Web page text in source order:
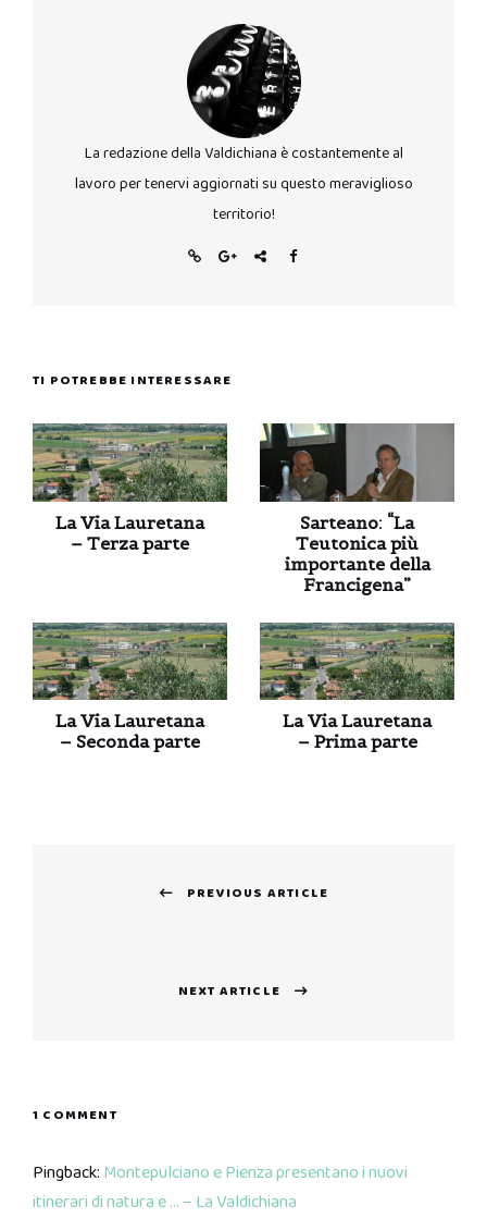
La redazione della Valdichiana è costantemente al
lavoro per tenervi aggiornati su questo meraviglioso
territorio!
TI POTREBBE INTERESSARE
La Via Lauretana
– Terza parte
Sarteano: “La
Teutonica più
importante della
Francigena”
La Via Lauretana
– Seconda parte
La Via Lauretana
– Prima parte
PREVIOUS ARTICLE
NEXT ARTICLE
1 COMMENT
Pingback: Montepulciano e Pienza presentano i nuovi
itinerari di natura e … – La Valdichiana